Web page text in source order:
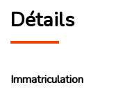
Détails
Immatriculation